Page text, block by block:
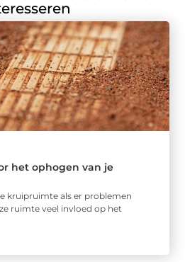
het ophogen van je
kruipruimte als er problemen
ruimte veel invloed op het